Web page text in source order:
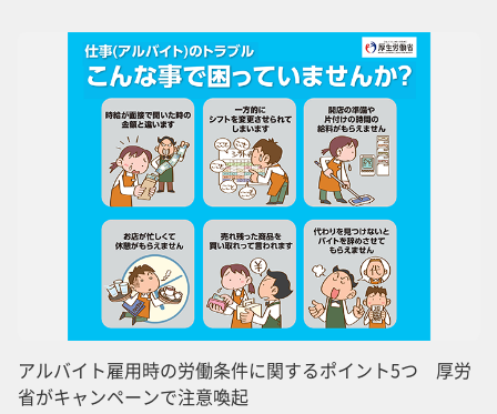
アルバイト雇用時の労働条件に関するポイント5つ 厚労
省がキャンペーンで注意喚起